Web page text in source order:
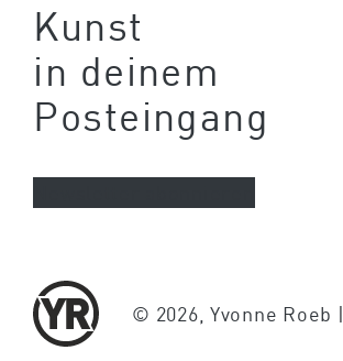
Kunst
in deinem
Posteingang
© 2026, Yvonne Roeb |